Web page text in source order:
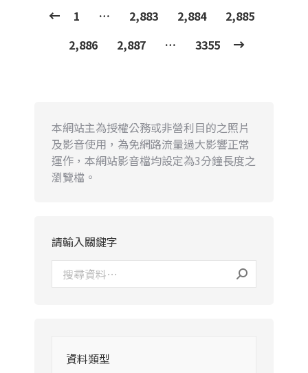
1 … 2,883 2,884
2,885
2,886
2,887 … 3355
本網站主為授權公務或非營利目的之照片
及影音使用，為免網路流量過大影響正常
運作，本網站影音檔均設定為3分鐘長度之
瀏覽檔。
請輸入關鍵字
資料類型